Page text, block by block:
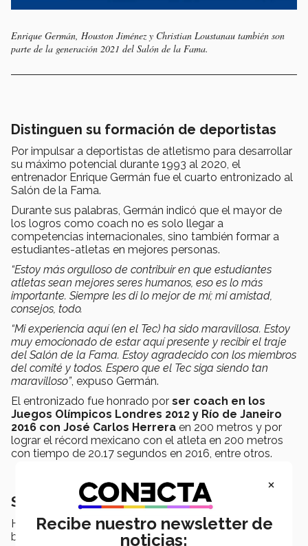
Enrique Germán, Houston Jiménez y Christian Loustanau también son
parte de la generación 2021 del Salón de la Fama.
Distinguen su formación de deportistas
Por impulsar a deportistas de atletismo para desarrollar
su máximo potencial durante 1993 al 2020, el
entrenador Enrique Germán fue el cuarto entronizado al
Salón de la Fama.
Durante sus palabras, Germán indicó que el mayor de
los logros como coach no es solo llegar a
competencias internacionales, sino también formar a
estudiantes-atletas en mejores personas.
“Estoy más orgulloso de contribuir en que estudiantes
atletas sean mejores seres humanos, eso es lo más
importante. Siempre les di lo mejor de mí; mi amistad,
consejos, todo.
“Mi experiencia aquí (en el Tec) ha sido maravillosa. Estoy
muy emocionado de estar aquí presente y recibir el traje
del Salón de la Fama. Estoy agradecido con los miembros
del comité y todos. Espero que el Tec siga siendo tan
maravilloso”, expuso Germán.
El entronizado fue honrado por ser coach en los
Juegos Olímpicos Londres 2012 y Río de Janeiro
2016 con José Carlos Herrera en 200 metros y por
lograr el récord mexicano con el atleta en 200 metros
con tiempo de 20.17 segundos en 2016, entre otros.
Sobresaliente en béisbol
Houston Jiménez, quien perteneció a la generación de
beisbolistas que
consiguieron nueve campeonatos
×
Recibe nuestro newsletter de
noticias: